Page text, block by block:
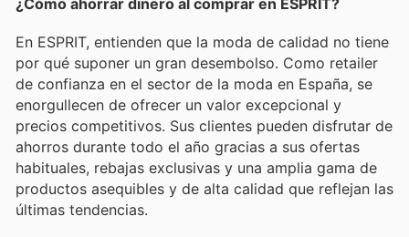
En ESPRIT, entienden que la moda de calidad no tiene
por qué suponer un gran desembolso. Como retailer
de confianza en el sector de la moda en España, se
enorgullecen de ofrecer un valor excepcional y
precios competitivos. Sus clientes pueden disfrutar de
ahorros durante todo el año gracias a sus ofertas
habituales, rebajas exclusivas y una amplia gama de
productos asequibles y de alta calidad que reflejan las
últimas tendencias.